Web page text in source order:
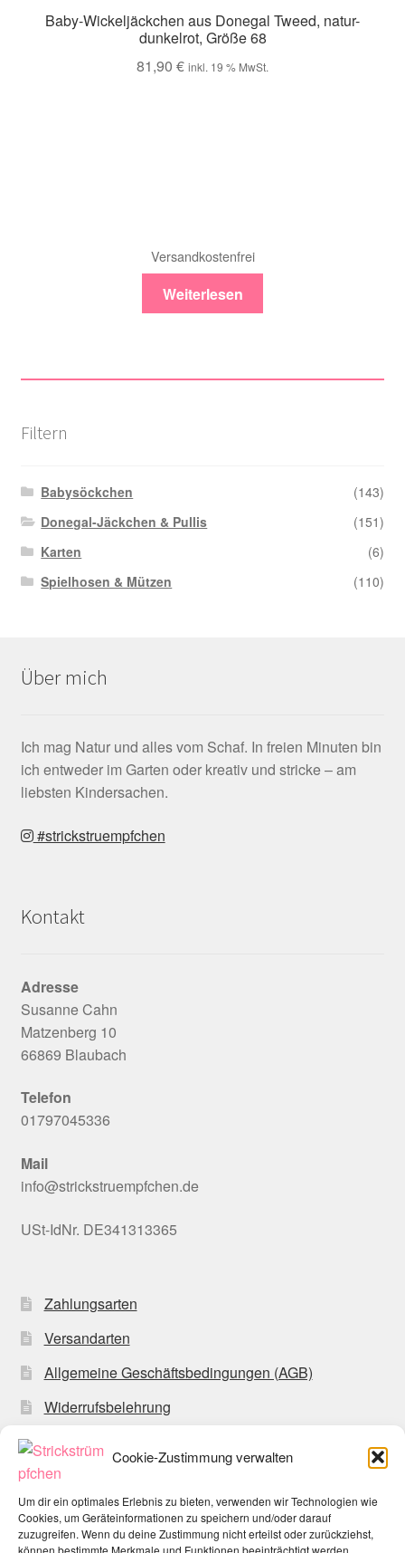
Cookie-Zustimmung verwalten
Um dir ein optimales Erlebnis zu bieten, verwenden wir Technologien wie
Cookies, um Geräteinformationen zu speichern und/oder darauf
zuzugreifen. Wenn du deine Zustimmung nicht erteilst oder zurückziehst,
können bestimmte Merkmale und Funktionen beeinträchtigt werden.
Baby-Wickeljäckchen aus Donegal Tweed, natur-
dunkelrot, Größe 68
81,90 € inkl. 19 % MwSt.
Versandkostenfrei
Weiterlesen
Filtern
Babysöckchen
(143)
Donegal-Jäckchen & Pullis
(151)
Karten
(6)
Spielhosen & Mützen
(110)
Über mich
Ich mag Natur und alles vom Schaf. In freien Minuten bin
ich entweder im Garten oder kreativ und stricke – am
liebsten Kindersachen.
#strickstruempfchen
Kontakt
Adresse
Susanne Cahn
Matzenberg 10
66869 Blaubach
Telefon
01797045336
Mail
info@strickstruempfchen.de
USt-IdNr. DE341313365
Zahlungsarten
Versandarten
Allgemeine Geschäftsbedingungen (AGB)
Widerrufsbelehrung
Datenschutzerklärung
Impressum
Cookie-Richtlinie (EU)